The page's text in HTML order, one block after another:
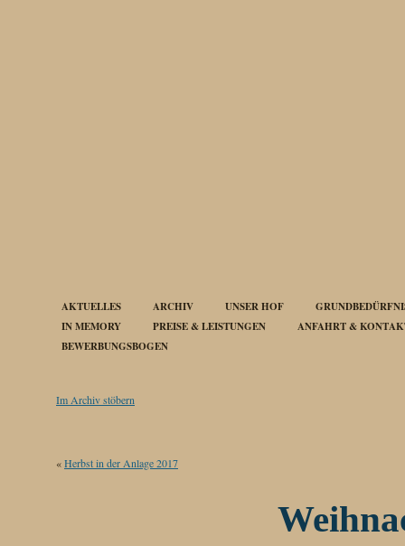
AKTUELLES ARCHIV UNSER HOF
IN MEMORY
PREISE & LEISTUNGEN
ANFAHRT &
BEWERBUNGSBOGEN
Im Archiv stöbern
«Herbst in der Anlage 2017